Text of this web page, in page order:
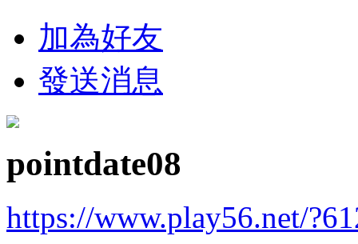
加為好友
發送消息
pointdate08
https://www.play56.net/